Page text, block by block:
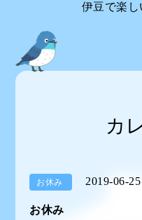
伊豆で楽し
カ
お休み 2019-06-
お休み